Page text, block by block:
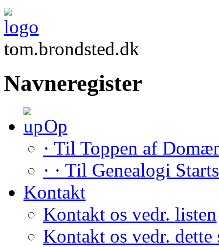
tom.brondsted.dk
Navneregister
Op
· Til Toppen af
· · Til Genealogi
Kontakt
Kontakt os vedr. listen
Kontakt os vedr. dette